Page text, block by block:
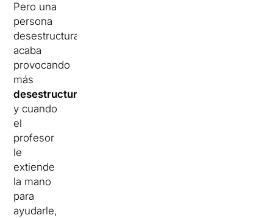
Pero una
persona
desestructurada
acaba
provocando
más
desestructuración
y cuando
el
profesor
le
extiende
la mano
para
ayudarle,